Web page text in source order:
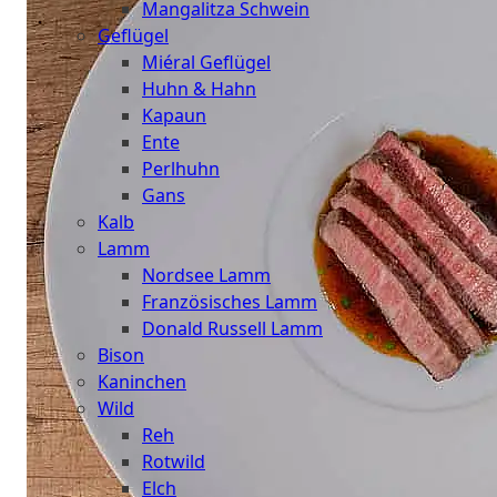
Mangalitza Schwein
Geflügel
Miéral Geflügel
Huhn & Hahn
Kapaun
Ente
Perlhuhn
Gans
Kalb
Lamm
Nordsee Lamm
Französisches Lamm
Donald Russell Lamm
Bison
Kaninchen
Wild
Reh
Rotwild
Elch